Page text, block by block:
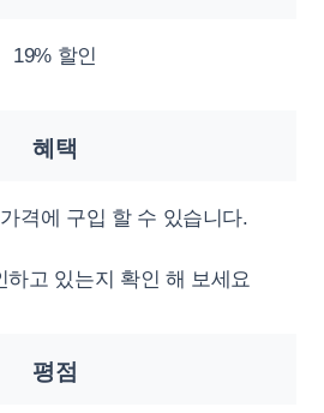
19% 할인
혜택
격에 구입 할 수 있습니다.
고 있는지 확인 해 보세요
평점